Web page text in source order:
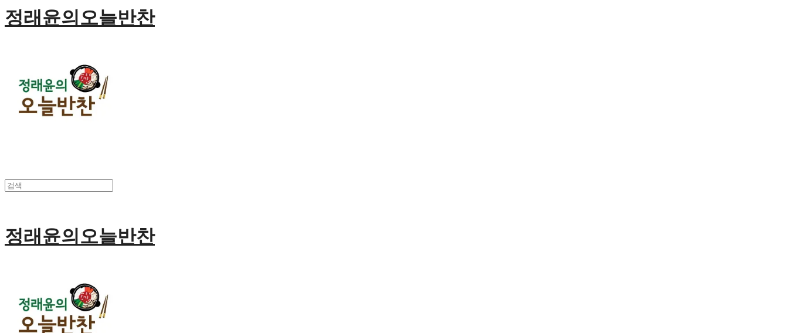
정래윤의오늘반찬
정래윤의오늘반찬